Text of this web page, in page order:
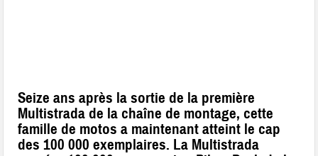
Seize ans après la sortie de la première
Multistrada de la chaîne de montage, cette
famille de motos a maintenant atteint le cap
des 100 000 exemplaires. La Multistrada